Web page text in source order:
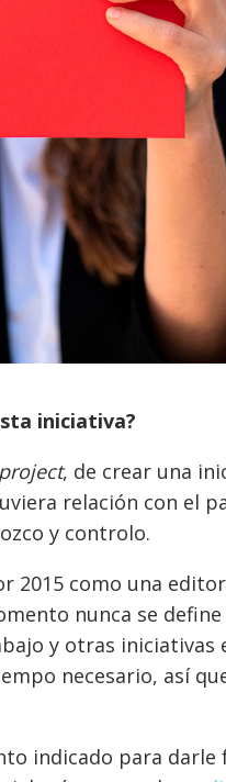
iniciativa?
, de crear una
relación con el
y controlo.
2015 como una
nunca se
y otras iniciativas
necesario, así
indicado para